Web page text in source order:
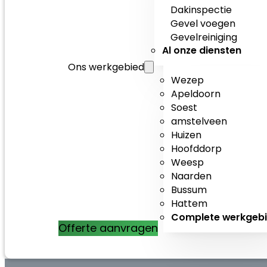
Dakinspectie
Gevel voegen
Gevelreiniging
Al onze diensten
Ons werkgebied
Wezep
Apeldoorn
Soest
amstelveen
Huizen
Hoofddorp
Weesp
Naarden
Bussum
Hattem
Complete
Offerte aanvragen